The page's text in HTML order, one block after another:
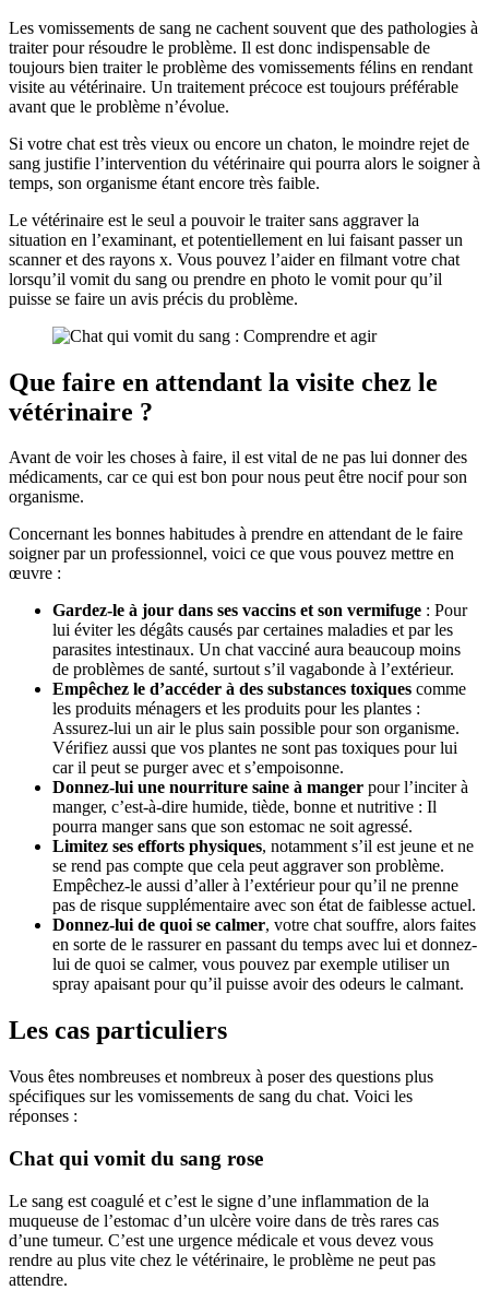
Les vomissements de sang ne cachent souvent que des pathologies à
traiter pour résoudre le problème. Il est donc indispensable de
toujours bien traiter le problème des vomissements félins en rendant
visite au vétérinaire. Un traitement précoce est toujours préférable
avant que le problème n’évolue.
Si votre chat est très vieux ou encore un chaton, le moindre rejet de
sang justifie l’intervention du vétérinaire qui pourra alors le soigner à
temps, son organisme étant encore très faible.
Le vétérinaire est le seul a pouvoir le traiter sans aggraver la
situation en l’examinant, et potentiellement en lui faisant passer un
scanner et des rayons x. Vous pouvez l’aider en filmant votre chat
lorsqu’il vomit du sang ou prendre en photo le vomit pour qu’il
puisse se faire un avis précis du problème.
Que faire en attendant la visite chez le
vétérinaire ?
Avant de voir les choses à faire, il est vital de ne pas lui donner des
médicaments, car ce qui est bon pour nous peut être nocif pour son
organisme.
Concernant les bonnes habitudes à prendre en attendant de le faire
soigner par un professionnel, voici ce que vous pouvez mettre en
œuvre :
Gardez-le à jour dans ses vaccins et son vermifuge : Pour
lui éviter les dégâts causés par certaines maladies et par les
parasites intestinaux. Un chat vacciné aura beaucoup moins
de problèmes de santé, surtout s’il vagabonde à l’extérieur.
Empêchez le d’accéder à des substances toxiques comme
les produits ménagers et les produits pour les plantes :
Assurez-lui un air le plus sain possible pour son organisme.
Vérifiez aussi que vos plantes ne sont pas toxiques pour lui
car il peut se purger avec et s’empoisonne.
Donnez-lui une nourriture saine à manger pour l’inciter à
manger, c’est-à-dire humide, tiède, bonne et nutritive : Il
pourra manger sans que son estomac ne soit agressé.
Limitez ses efforts physiques, notamment s’il est jeune et ne
se rend pas compte que cela peut aggraver son problème.
Empêchez-le aussi d’aller à l’extérieur pour qu’il ne prenne
pas de risque supplémentaire avec son état de faiblesse actuel.
Donnez-lui de quoi se calmer, votre chat souffre, alors faites
en sorte de le rassurer en passant du temps avec lui et donnez-
lui de quoi se calmer, vous pouvez par exemple utiliser un
spray apaisant pour qu’il puisse avoir des odeurs le calmant.
Les cas particuliers
Vous êtes nombreuses et nombreux à poser des questions plus
spécifiques sur les vomissements de sang du chat. Voici les
réponses :
Chat qui vomit du sang rose
Le sang est coagulé et c’est le signe d’une inflammation de la
muqueuse de l’estomac d’un ulcère voire dans de très rares cas
d’une tumeur. C’est une urgence médicale et vous devez vous
rendre au plus vite chez le vétérinaire, le problème ne peut pas
attendre.